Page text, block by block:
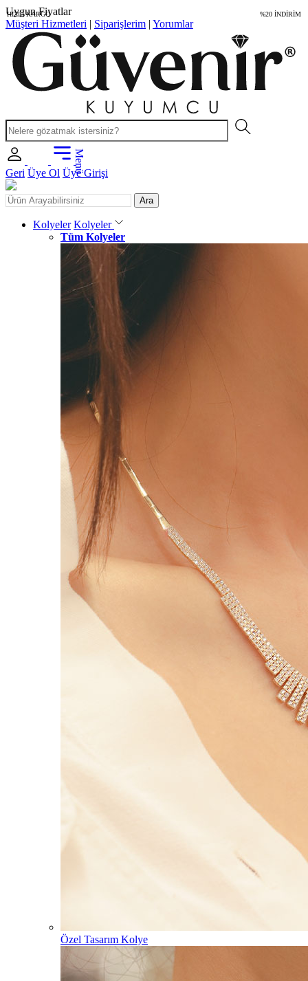
Özel Sertifika
Müşteri Hizmetleri | Siparişlerim | Yorumlar
Menü
Geri Üye Ol Üye Girişi
Ara
Kolyeler Kolyeler
Tüm Kolyeler
Özel Tasarım Kolye
HIZLI KARGO %20 İNDİRİM